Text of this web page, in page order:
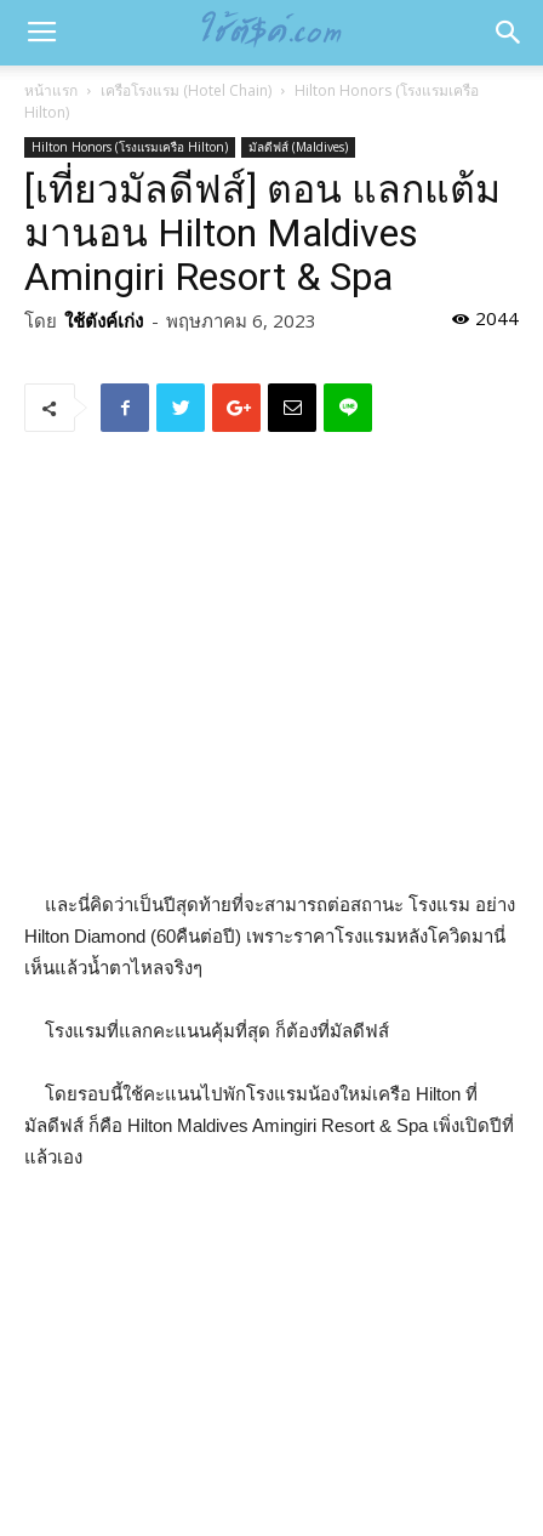
หน้าแรก เครือโรงแรม (Hotel Chain)
Hilton Honors (โรงแรมเครือ
Hilton)
Hilton Honors (โรงแรมเครือ Hilton) มัลดีฟส์ (Maldives)
[เที่ยวมัลดีฟส์] ตอน แลกแต้ม
มานอน Hilton Maldives
Amingiri Resort & Spa
โดย ใช้ตังค์เก่ง - พฤษภาคม 6, 2023 2044
และนี่คิดว่าเป็นปีสุดท้ายที่จะสามารถต่อสถานะ โรงแรม อย่าง
Hilton Diamond (60คืนต่อปี) เพราะราคาโรงแรมหลังโควิดมานี่
เห็นแล้วน้ำตาไหลจริงๆ
โรงแรมที่แลกคะแนนคุ้มที่สุด ก็ต้องที่มัลดีฟส์
โดยรอบนี้ใช้คะแนนไปพักโรงแรมน้องใหม่เครือ Hilton ที่
มัลดีฟส์ ก็คือ Hilton Maldives Amingiri Resort & Spa เพิ่งเปิดปีที่
แล้วเอง